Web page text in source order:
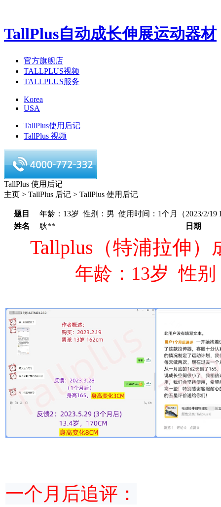
TallPlus自动成长伸展运动器材
官方旗舰店
TALLPLUS视频
TALLPLUS服务
Korea
USA
TallPlus使用后记
TallPlus 视频
TallPlus 使用后记
主页 > TallPlus 后记 > TallPlus 使用后记
题目
年龄：13岁 性别：男 使用时间：1个月（2023/2/
姓名
耿** 日期
Tallplus（特浦拉伸
年龄：13岁 性
一个月后追评：